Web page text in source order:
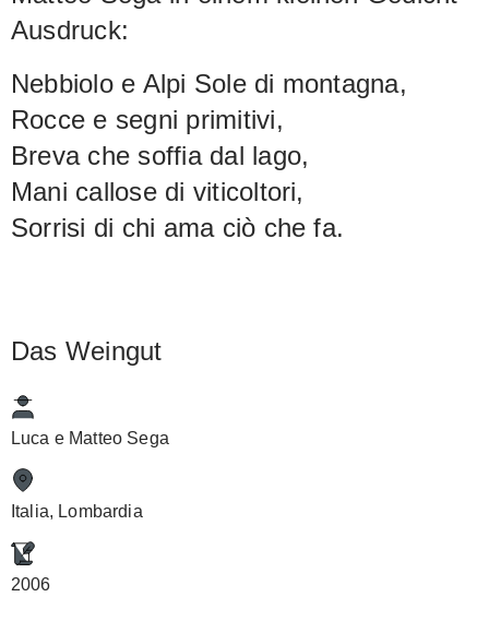
Ausdruck:
Nebbiolo e Alpi Sole di montagna,
Rocce e segni primitivi,
Breva che soffia dal lago,
Mani callose di viticoltori,
Sorrisi di chi ama ciò che fa.
Das Weingut
Luca e Matteo Sega
Italia, Lombardia
2006